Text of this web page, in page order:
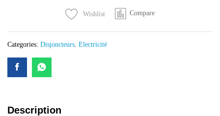
Wishlist Compare
Categories: Disjoncteurs, Electricité
Description